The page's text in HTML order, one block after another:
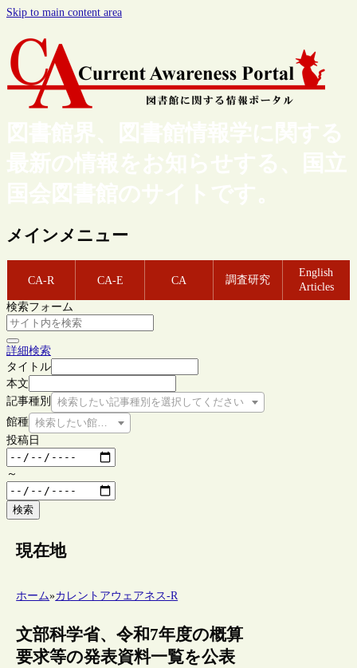
Skip to main content area
図書館界、図書館情報学に関する
最新の情報をお知らせする、国立
国会図書館のサイトです。
メインメニュー
CA-R CA-E CA 調査研究
English
Articles
検索フォーム
詳細検索
タイトル
本文
記事種別
検索したい記事種別を選択してください
館種 検索したい館種を選択してください
投稿日
～
検索
現在地
ホーム»カレントアウェアネス-R
文部科学省、令和7年度の概算
要求等の発表資料一覧を公表